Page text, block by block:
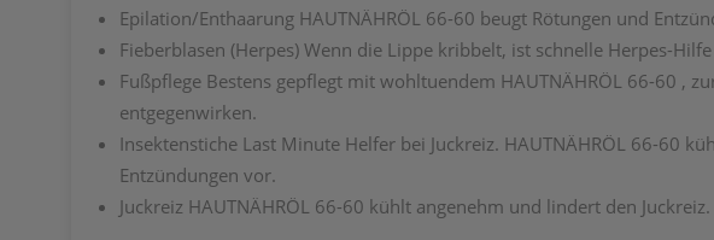
Epilation/Enthaarung HAUTNÄHRÖL 66-60 beugt Rötungen und
Fieberblasen (Herpes) Wenn die Lippe kribbelt, ist schnelle Herpes-
Fußpflege Bestens gepflegt mit wohltuendem HAUTNÄHRÖL 66-60 ,
entgegenwirken.
Insektenstiche Last Minute Helfer bei Juckreiz. HAUTNÄHRÖL 66-60
Entzündungen vor.
Juckreiz HAUTNÄHRÖL 66-60 kühlt angenehm und lindert den